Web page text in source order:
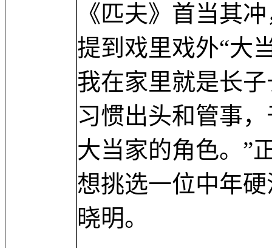
《匹夫》首当其
提到戏里戏外“大
我在家里就是长
习惯出头和管事
大当家的角色。”
想挑选一位中年
晓明。